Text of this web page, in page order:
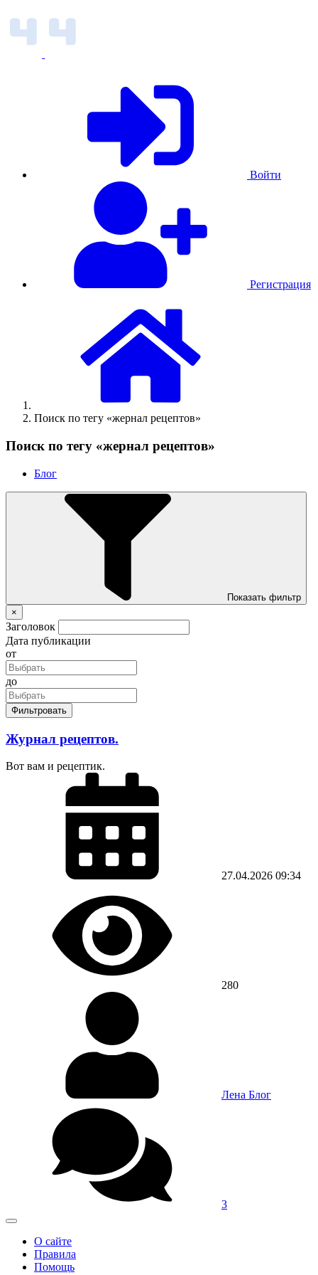
Войти
Регистрация
Поиск по тегу «жернал рецептов»
Поиск по тегу «жернал рецептов»
Блог
Показать фильтр
×
Заголовок
Дата публикации
от
до
Фильтровать
Журнал рецептов.
Вот вам и рецептик.
27.04.2026 09:34
280
Лена Блог
3
О сайте
Правила
Помощь